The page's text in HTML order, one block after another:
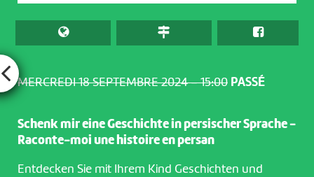
MERCREDI 18 SEPTEMBRE 2024 – 15:00 PASSÉ
Schenk mir eine Geschichte in persischer Sprache -
Raconte-moi une histoire en persan
Entdecken Sie mit Ihrem Kind Geschichten und